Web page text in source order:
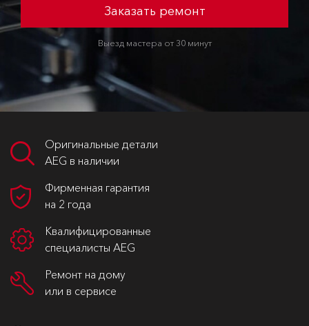
Заказать ремонт
Выезд мастера от 30 минут
Оригинальные детали
AEG в наличии
Фирменная гарантия
на 2 года
Квалифицированные
специалисты AEG
Ремонт на дому
или в сервисе